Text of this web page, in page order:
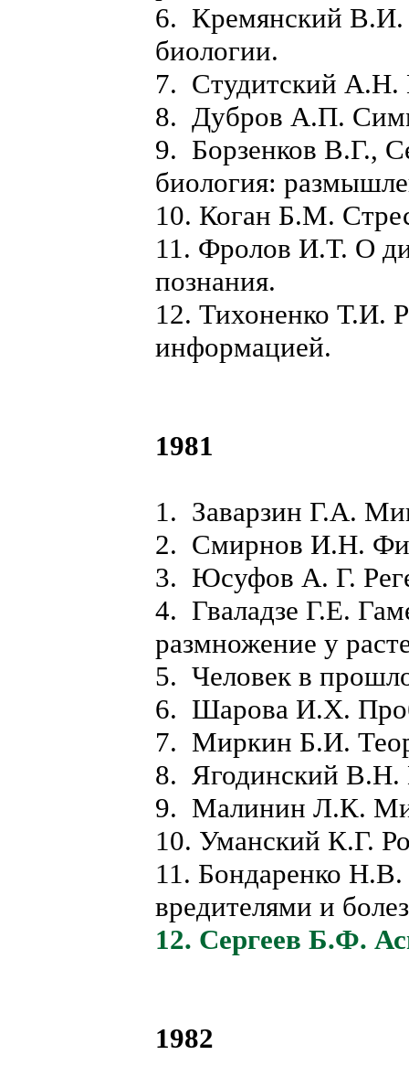
6. Кремянский В.И.
биологии.
7. Студитский
8. Дубров А.П.
9. Борзенков В.Г.,
биология:
10. Коган Б.М.
11. Фролов И.Т. О
познания.
12. Тихоненко Т.И.
информацией.
1981
1. Заварзин Г.А.
2. Смирнов И.Н.
3. Юсуфов А. Г.
4. Гваладзе Г.Е.
размножение у
5. Человек в
6. Шарова И.X.
7. Миркин Б.И.
8. Ягодинский В.Н.
9. Малинин Л.К.
10. Уманский К.Г.
11. Бондаренко
вредителями и
12. Сергеев Б.Ф.
1982